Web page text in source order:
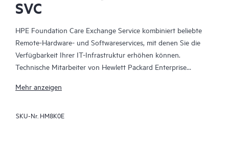
SVC
HPE Foundation Care Exchange Service kombiniert beliebte
Remote-Hardware- und Softwareservices, mit denen Sie die
Verfügbarkeit Ihrer IT-Infrastruktur erhöhen können.
Technische Mitarbeiter von Hewlett Packard Enterprise
Behebung von Hardware- und Softwareproblemen zu
Mehr anzeigen
SKU-Nr. HM8K0E